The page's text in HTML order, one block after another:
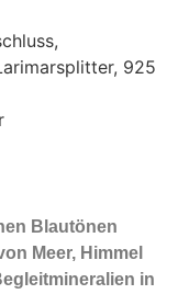
925
Blautönen
Meer, Himmel
in